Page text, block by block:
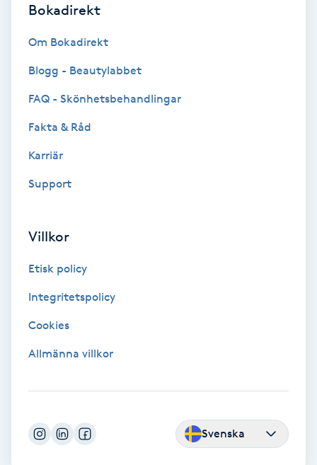
Permanent ögonbrynsmakeup
Personlig tränare
Pigmentbehandling
Bokadirekt
Om Bokadirekt
Blogg - Beautylabbet
FAQ - Skönhetsbehandlingar
Fakta & Råd
Karriär
Support
Villkor
Etisk policy
Integritetspolicy
Cookies
Allmänna villkor
Svenska